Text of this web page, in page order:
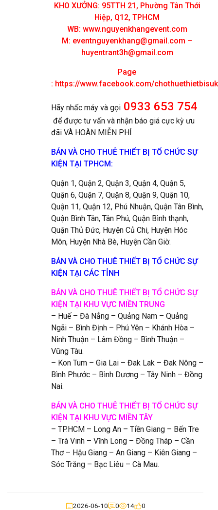
KHO XƯỞNG: 95TTH 21, Phường Tân Thới
Hiệp, Q12, TPHCM
WB: www.nguyenkhangevent.com
M: eventnguyenkhang@gmail.com –
huyentrant3h@gmail.com
Page
: https://www.facebook.com/
Hãy nhấc máy và gọi 0933 653 754
để được tư vấn và nhận báo giá cực kỳ ưu
đãi VÀ HOÀN MIỄN PHÍ
BÁN VÀ CHO THUÊ THIẾT BỊ TỔ CHỨC SỰ
KIỆN TẠI TPHCM:
Quận 1, Quận 2, Quận 3, Quận 4, Quận 5,
Quận 6, Quận 7, Quận 8, Quận 9, Quận 10,
Quận 11, Quận 12, Phú Nhuận, Quận Tân Bình,
Quận Bình Tân, Tân Phú, Quận Bình thạnh,
Quận Thủ Đức, Huyện Củ Chi, Huyện Hóc
Môn, Huyện Nhà Bè, Huyện Cần Giờ.
BÁN VÀ CHO THUÊ THIẾT BỊ TỔ CHỨC SỰ
KIỆN TẠI CÁC TỈNH
BÁN VÀ CHO THUÊ THIẾT BỊ TỔ CHỨC SỰ
KIỆN TẠI KHU VỰC MIỀN TRUNG
– Huế – Đà Nẳng – Quảng Nam – Quảng
Ngãi – Bình Định – Phú Yên – Khánh Hòa –
Ninh Thuận – Lâm Đồng – Bình Thuận –
Vũng Tàu.
– Kon Tum – Gia Lai – Đak Lak – Đak Nông –
Bình Phước – Bình Dương – Tây Ninh – Đồng
Nai.
BÁN VÀ CHO THUÊ THIẾT BỊ TỔ CHỨC SỰ
KIỆN TẠI KHU VỰC MIỀN TÂY
– TP.HCM – Long An – Tiền Giang – Bến Tre
– Trà Vinh – Vĩnh Long – Đồng Tháp – Cần
Thơ – Hậu Giang – An Giang – Kiên Giang –
Sóc Trăng – Bạc Liêu – Cà Mau.
2026-06-10 0 14 0